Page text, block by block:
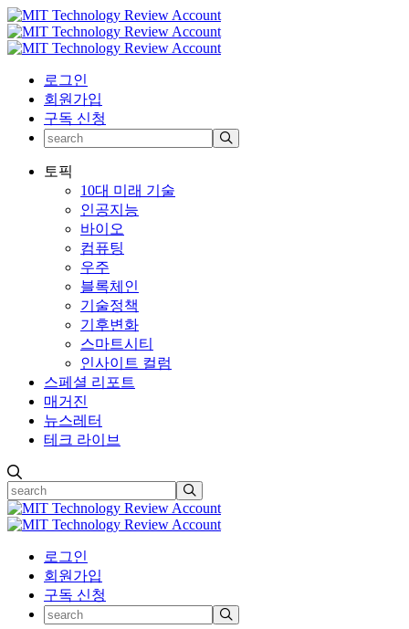
로그인
회원가입
구독 신청
토픽
10대 미래 기술
인공지능
바이오
컴퓨팅
우주
블록체인
기술정책
기후변화
스마트시티
인사이트 컬럼
스페셜 리포트
매거진
뉴스레터
테크 라이브
로그인
회원가입
구독 신청